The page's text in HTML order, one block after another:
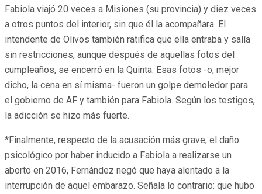
Fabiola viajó 20 veces a Misiones (su provincia) y diez veces
a otros puntos del interior, sin que él la acompañara. El
intendente de Olivos también ratifica que ella entraba y salía
sin restricciones, aunque después de aquellas fotos del
cumpleaños, se encerró en la Quinta. Esas fotos -o, mejor
dicho, la cena en sí misma- fueron un golpe demoledor para
el gobierno de AF y también para Fabiola. Según los testigos,
la adicción se hizo más fuerte.
*Finalmente, respecto de la acusación más grave, el daño
psicológico por haber inducido a Fabiola a realizarse un
aborto en 2016, Fernández negó que haya alentado a la
interrupción de aquel embarazo. Señala lo contrario: que hubo